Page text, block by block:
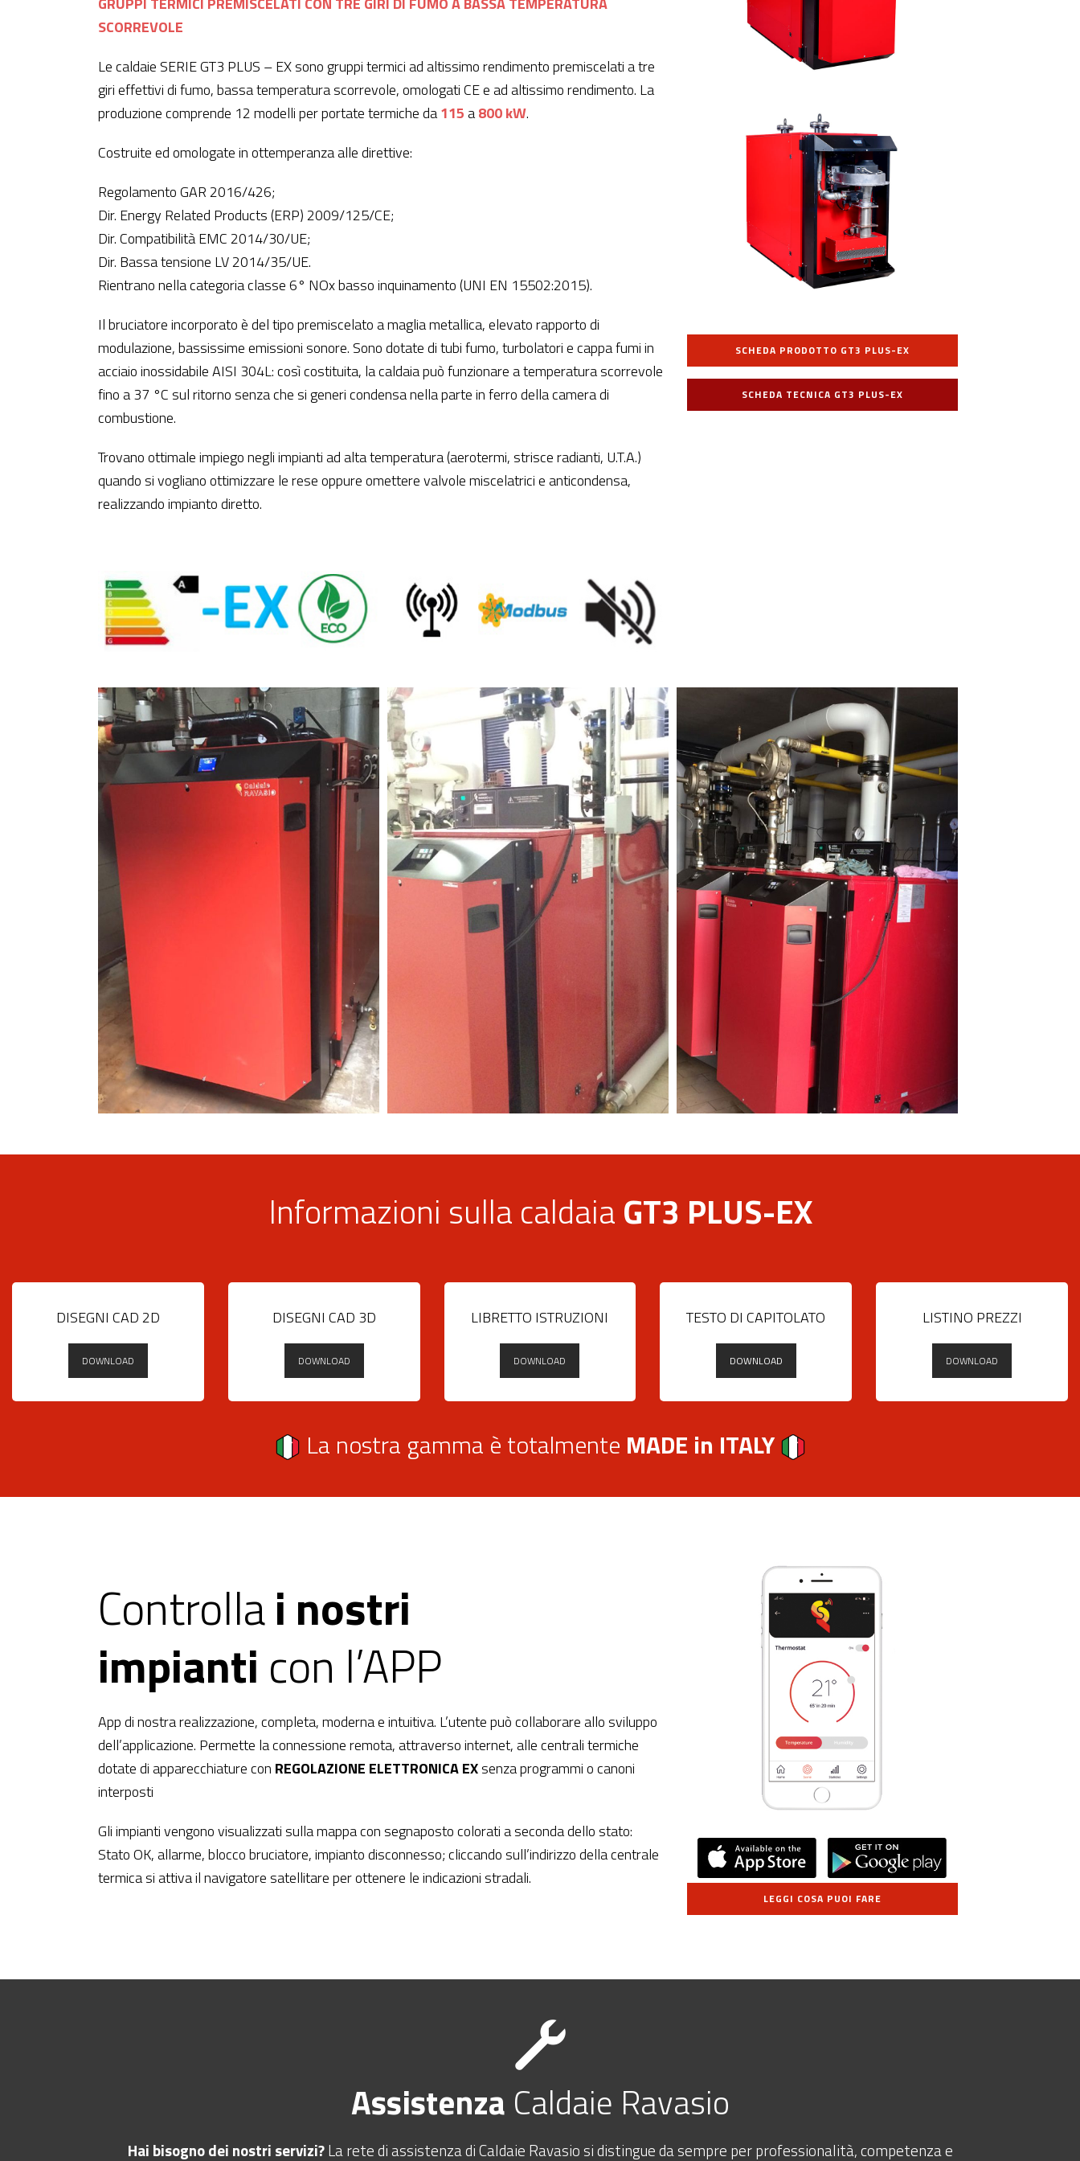
SCORREVOLE
Le caldaie SERIE GT3 PLUS – EX sono gruppi termici ad altissimo rendimento premiscelati a tre
giri effettivi di fumo, bassa temperatura scorrevole, omologati CE e ad altissimo rendimento. La
produzione comprende 12 modelli per portate termiche da115a800 kW.
Costruite ed omologate in ottemperanza alle direttive:
Regolamento GAR 2016/426;
Dir. Energy Related Products (ERP) 2009/125/CE;
Dir. Compatibilità EMC 2014/30/UE;
Dir. Bassa tensione LV 2014/35/UE.
Rientrano nella categoria classe 6° NOx basso inquinamento (UNI EN 15502:2015).
Il bruciatore incorporato è del tipo premiscelato a maglia metallica, elevato rapporto di
modulazione, bassissime emissioni sonore. Sono dotate di tubi fumo, turbolatori e cappa fumi in
acciaio inossidabile AISI 304L: così costituita, la caldaia può funzionare a temperatura scorrevole
fino a 37 °C sul ritorno senza che si generi condensa nella parte in ferro della camera di
combustione.
Trovano ottimale impiego negli impianti ad alta temperatura (aerotermi, strisce radianti, U.T.A.)
quando si vogliano ottimizzare le rese oppure omettere valvole miscelatrici e anticondensa,
realizzando impianto diretto.
SCHEDA PRODOTTO GT3 PLUS-EX
SCHEDA TECNICA GT3 PLUS-EX
Informazioni sulla caldaiaGT3 PLUS-EX
DISEGNI CAD 2D
DOWNLOAD
DISEGNI CAD 3D
DOWNLOAD
LIBRETTO ISTRUZIONI
DOWNLOAD
TESTO DI CAPITOLATO
DOWNLOAD
LISTINO PREZZI
DOWNLOAD
La nostra gamma è totalmente MADE in ITALY
Controllai nostri
impianti con l’APP
App di nostra realizzazione, completa, moderna e intuitiva. L’utente può collaborare allo sviluppo
dell’applicazione. Permette la connessione remota, attraverso internet, alle centrali termiche
dotate di apparecchiature con REGOLAZIONE ELETTRONICA EXsenza programmi o canoni
interposti
Gli impianti vengono visualizzati sulla mappa con segnaposto colorati a seconda dello stato:
Stato OK, allarme, blocco bruciatore, impianto disconnesso; cliccando sull’indirizzo della centrale
termica si attiva il navigatore satellitare per ottenere le indicazioni stradali.
LEGGI COSA PUOI FARE
Assistenza Caldaie Ravasio
Hai bisogno dei nostri servizi?La rete di assistenza di Caldaie Ravasio si distingue da sempre per professionalità, competenza e